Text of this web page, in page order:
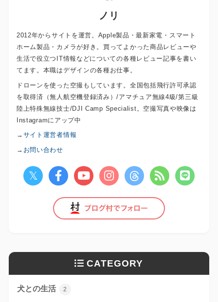
ノリ
2012年からサイトを運営。Apple製品・最新家電・スマート
ホーム製品・カメラが好き。買ってよかった商品レビューや
生活で役立つIT情報などについての各種レビュー記事を書い
てます。本職はデザインの各種お仕事。
ドローンを使った空撮もしています。全国包括飛行許可承認
を取得済（無人航空機登録済み）/アマチュア無線4級/第三級
陸上特殊無線技士/DJI Camp Specialist。空撮写真や映像は
Instagramにアップ中
→ サイト運営者情報
→ お問い合わせ
CATEGORY
犬との生活 2